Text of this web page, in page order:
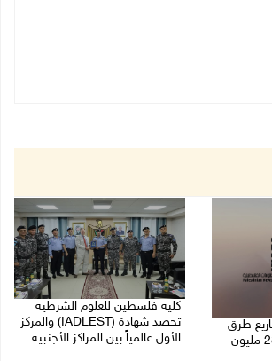
طرق
وبنية تحتية بأكثر من 28 مليون
كلية فلسطين للعلوم الشرطية
تحصد شهادة (IADLEST) والمركز
الأول عالمياً بين المراكز الأجنبية